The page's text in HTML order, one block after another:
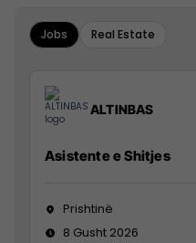
Jobs Real Estate
ALTINBAS
Asistente e Shitjes
Prishtinë
8 Gusht 2026